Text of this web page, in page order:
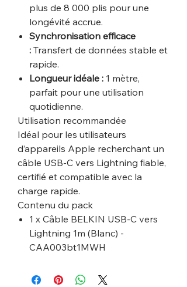
plus de 8 000 plis pour une
longévité accrue.
Synchronisation efficace
: Transfert de données stable et
rapide.
Longueur idéale : 1 mètre,
parfait pour une utilisation
quotidienne.
Utilisation recommandée
Idéal pour les utilisateurs
d’appareils Apple recherchant un
câble USB-C vers Lightning fiable,
certifié et compatible avec la
charge rapide.
Contenu du pack
1 x Câble BELKIN USB-C vers
Lightning 1m (Blanc) -
CAA003bt1MWH